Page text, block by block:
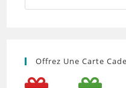
Offrez Une Carte